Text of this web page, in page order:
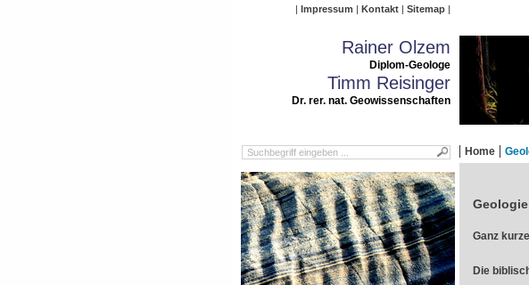
Impressum Kontakt Sitemap
Rainer Olzem
Diplom-Geologe
Timm Reisinger
Dr. rer. nat. Geowissenschaften
Home
Geologie
Ganz
Die